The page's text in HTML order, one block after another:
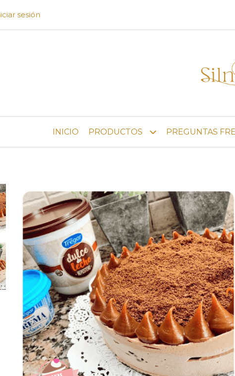
sesión
INICIO PRODUCTOS PREGUNTAS